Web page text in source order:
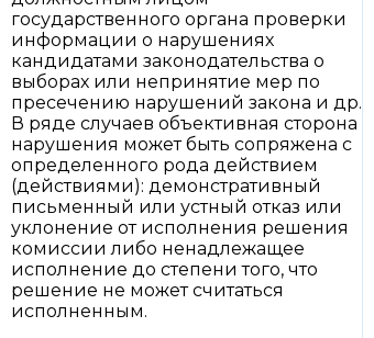
государственного органа проверки
информации о нарушениях
кандидатами законодательства о
выборах или непринятие мер по
пресечению нарушений закона и др.
В ряде случаев объективная сторона
нарушения может быть сопряжена с
определенного рода действием
(действиями): демонстративный
письменный или устный отказ или
уклонение от исполнения решения
комиссии либо ненадлежащее
исполнение до степени того, что
решение не может считаться
исполненным.